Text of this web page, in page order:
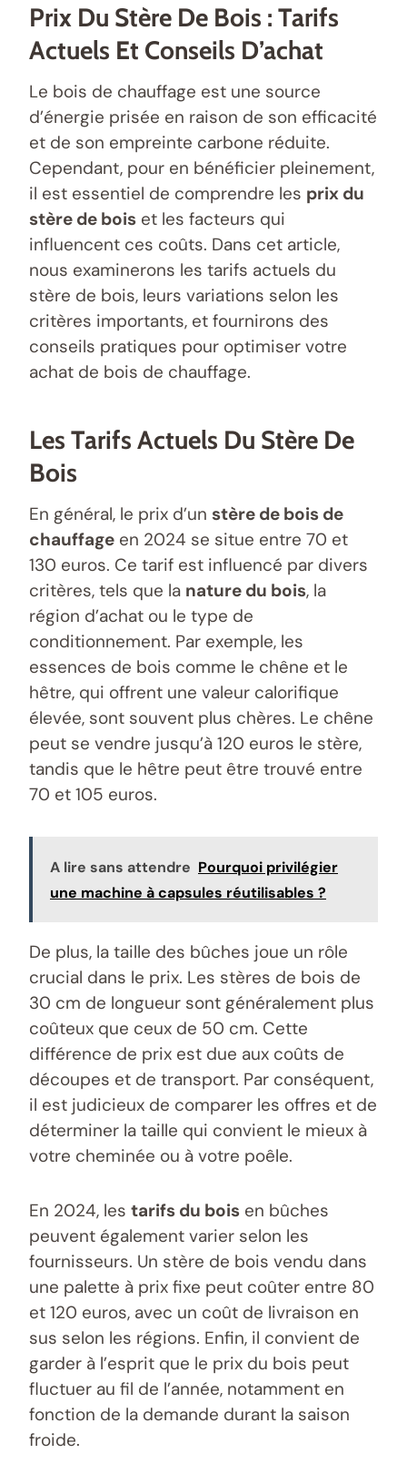
Prix Du Stère De Bois : Tarifs
Actuels Et Conseils D’achat
Le bois de chauffage est une source
d’énergie prisée en raison de son efficacité
et de son empreinte carbone réduite.
Cependant, pour en bénéficier pleinement,
il est essentiel de comprendre les prix du
stère de bois et les facteurs qui
influencent ces coûts. Dans cet article,
nous examinerons les tarifs actuels du
stère de bois, leurs variations selon les
critères importants, et fournirons des
conseils pratiques pour optimiser votre
achat de bois de chauffage.
Les Tarifs Actuels Du Stère De
Bois
En général, le prix d’un stère de bois de
chauffage en 2024 se situe entre 70 et
130 euros. Ce tarif est influencé par divers
critères, tels que la nature du bois, la
région d’achat ou le type de
conditionnement. Par exemple, les
essences de bois comme le chêne et le
hêtre, qui offrent une valeur calorifique
élevée, sont souvent plus chères. Le chêne
peut se vendre jusqu’à 120 euros le stère,
tandis que le hêtre peut être trouvé entre
70 et 105 euros.
A lire sans attendre Pourquoi privilégier
une machine à capsules réutilisables ?
De plus, la taille des bûches joue un rôle
crucial dans le prix. Les stères de bois de
30 cm de longueur sont généralement plus
coûteux que ceux de 50 cm. Cette
différence de prix est due aux coûts de
découpes et de transport. Par conséquent,
il est judicieux de comparer les offres et de
déterminer la taille qui convient le mieux à
votre cheminée ou à votre poêle.
En 2024, les tarifs du bois en bûches
peuvent également varier selon les
fournisseurs. Un stère de bois vendu dans
une palette à prix fixe peut coûter entre 80
et 120 euros, avec un coût de livraison en
sus selon les régions. Enfin, il convient de
garder à l’esprit que le prix du bois peut
fluctuer au fil de l’année, notamment en
fonction de la demande durant la saison
froide.